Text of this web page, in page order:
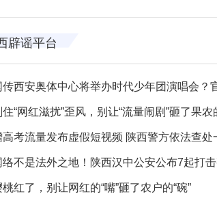
辟谣平台
西安奥体中心将举办时代少年团演唱会？官方回应：纯
住“网红滋扰”歪风，别让“流量闹剧”砸了果农
考流量发布虚假短视频 陕西警方依法查处一起涉高考网络
不是法外之地！陕西汉中公安公布7起打击整治网谣网暴典型
桃红了，别让网红的“嘴”砸了农户的“碗”